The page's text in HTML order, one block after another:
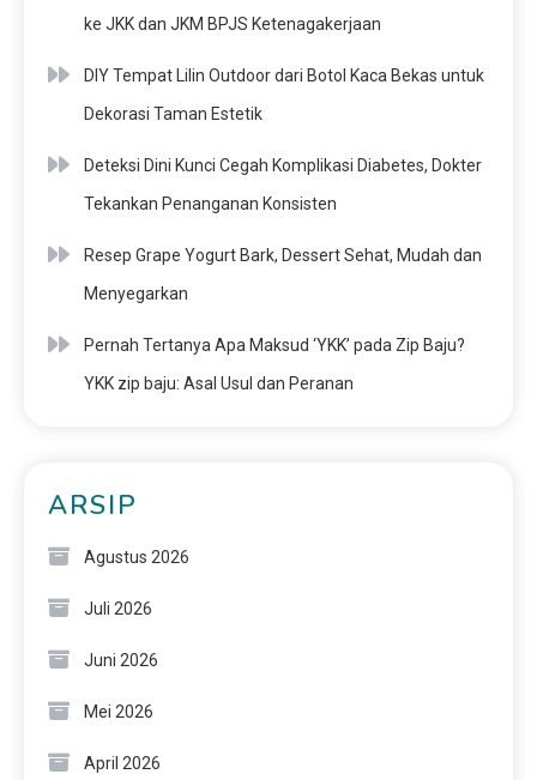
ke JKK dan JKM BPJS Ketenagakerjaan
DIY Tempat Lilin Outdoor dari Botol Kaca Bekas untuk
Dekorasi Taman Estetik
Deteksi Dini Kunci Cegah Komplikasi Diabetes, Dokter
Tekankan Penanganan Konsisten
Resep Grape Yogurt Bark, Dessert Sehat, Mudah dan
Menyegarkan
Pernah Tertanya Apa Maksud ‘YKK’ pada Zip Baju?
YKK zip baju: Asal Usul dan Peranan
ARSIP
Agustus 2026
Juli 2026
Juni 2026
Mei 2026
April 2026